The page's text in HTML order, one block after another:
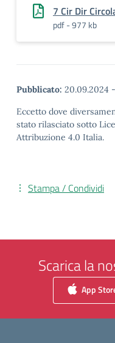
7 Cir Dir
pdf - 977 kb
Pubblicato: 20.09.2024 -
Eccetto dove
stato rilasciato sotto
Attribuzione 4.0 Italia.
Stampa / Condividi
Scarica la
App